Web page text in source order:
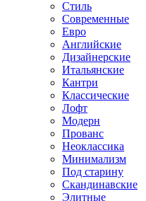
Стиль
Современные
Евро
Английские
Дизайнерские
Итальянские
Кантри
Классические
Лофт
Модерн
Прованс
Неоклассика
Минимализм
Под старину
Скандинавские
Элитные